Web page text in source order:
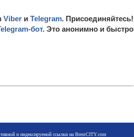
Viber и Telegram. Присоединяйтесь!
бот. Это анонимно и быстро
и индексируемой ссылки на BrestCITY.com